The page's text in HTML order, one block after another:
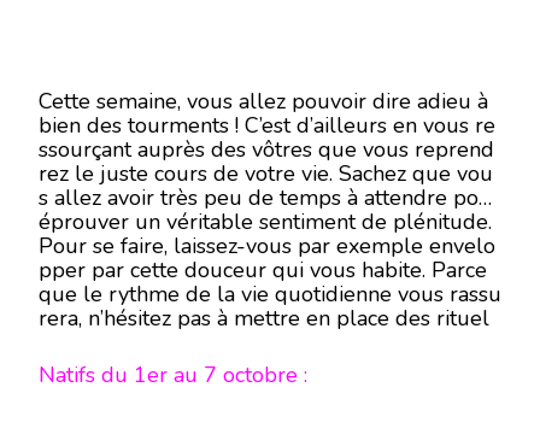
Cette semaine, vous allez pouvoir dire adieu à
bien des tourments ! C’est d’ailleurs en vous re
ssourçant auprès des vôtres que vous reprend
rez le juste cours de votre vie. Sachez que vou
s allez avoir très peu de temps à attendre pour
éprouver un véritable sentiment de plénitude.
Pour se faire, laissez-vous par exemple envelo
pper par cette douceur qui vous habite. Parce
que le rythme de la vie quotidienne vous rassu
rera, n’hésitez pas à mettre en place des rituel
Natifs du 1er au 7 octobre :